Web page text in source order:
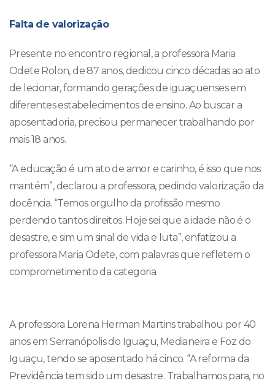
Falta de valorização
Presente no encontro regional, a professora Maria
Odete Rolon, de 87 anos, dedicou cinco décadas ao ato
de lecionar, formando gerações de iguaçuenses em
diferentes estabelecimentos de ensino. Ao buscar a
aposentadoria, precisou permanecer trabalhando por
mais 18 anos.
“A educação é um ato de amor e carinho, é isso que nos
mantém”, declarou a professora, pedindo valorização da
docência. “Temos orgulho da profissão mesmo
perdendo tantos direitos. Hoje sei que a idade não é o
desastre, e sim um sinal de vida e luta”, enfatizou a
professora Maria Odete, com palavras que refletem o
comprometimento da categoria.
A professora Lorena Herman Martins trabalhou por 40
anos em Serranópolis do Iguaçu, Medianeira e Foz do
Iguaçu, tendo se aposentado há cinco. “A reforma da
Previdência tem sido um desastre. Trabalhamos para, no